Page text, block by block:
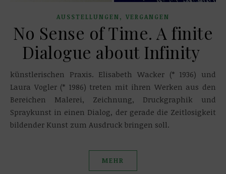
AUSSTELLUNGEN, VERGANGEN
No Sense of Time. A finite
Dialogue about Infinity
künstlerischen Praxis. Elisabeth Wacker (* 1936) und
Laura Vogler (* 1986) treten mit ihren Werken aus den
Bereichen Malerei, Zeichnung, Druckgraphik und
Spraykunst in einen Dialog, der gerade die Zeitlosigkeit
bildender Kunst zum Ausdruck bringen soll.
MEHR